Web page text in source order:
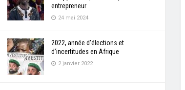
entrepreneur
24 mai 2024
2022, année d’élections et
d’incertitudes en Afrique
2 janvier 2022